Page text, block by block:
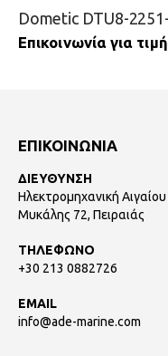
Επικοινωνία για τιμή
ΕΠΙΚΟΙΝΩΝΙΑ
ΔΙΕΥΘΥΝΣΗ
Ηλεκτρομηχανική
Μυκάλης 72, Πειραιάς
ΤΗΛΕΦΩΝΟ
+30 213 0882726
EMAIL
info@ade-marine.com